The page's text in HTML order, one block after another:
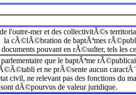
l'outre-mer et des collectivitÃ©s
cÃ©lÃ©bration de baptÃªmes
pouvant en rÃ©sulter, tels les
que le baptÃªme
et ne prÃ©sente aucun
civil, ne relevant pas des fonctions du
dÃ©pourvus de valeur juridique.